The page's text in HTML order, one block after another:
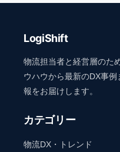
LogiShift
物流担当者と経営層のた
ウハウから最新のDX事
報をお届けします。
カテゴリー
物流DX・トレンド